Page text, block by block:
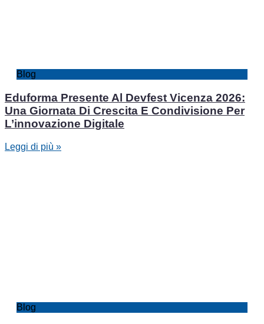
Blog
Eduforma Presente Al Devfest Vicenza 2026:
Una Giornata Di Crescita E Condivisione Per
L’innovazione Digitale
Leggi di più »
Blog